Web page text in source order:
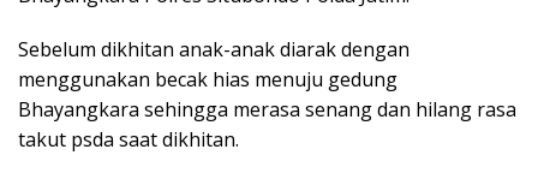
Sebelum dikhitan anak-anak diarak dengan
menggunakan becak hias menuju gedung
Bhayangkara sehingga merasa senang dan hilang rasa
takut psda saat dikhitan.